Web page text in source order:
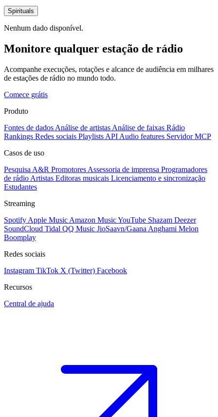
Spirituals
Nenhum dado disponível.
Monitore qualquer estação de rádio
Acompanhe execuções, rotações e alcance de audiência em milhares
de estações de rádio no mundo todo.
Comece grátis
Produto
Fontes de dados Análise de artistas Análise de faixas Rádio
Rankings Redes sociais Playlists API Audio features Servidor MCP
Casos de uso
Pesquisa A&R Promotores Assessoria de imprensa Programadores
de rádio Artistas Editoras musicais Licenciamento e sincronização
Estudantes
Streaming
Spotify Apple Music Amazon MusicYouTube Shazam Deezer
SoundCloud Tidal QQ Music JioSaavn/Gaana Anghami Melon
Boomplay
Redes sociais
Instagram TikTok X (Twitter) Facebook
Recursos
Central de ajuda